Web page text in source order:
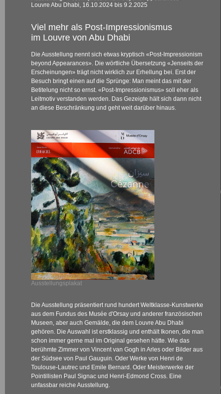
Louvre Abu Dhabi, 16.10.2024 bis 9.2.2025
Viel mehr als Post-Impressionismus
im Louvre von Abu Dhabi
Die Ausstellung nennt sich etwas kryptisch «Post-Impressionism
beyond Appearances». Die wörtliche Übersetzung «Jenseits der
Erscheinungen» trägt nicht wirklich zur Erhellung bei. Erst der
Besuch bringt einen auf die Sprünge: Man meint das mit der
Betitelung nicht so ernst. «Post-Impressionismus» soll eher als
Leitmotiv verstanden werden. Das Gezeigte hält sich dann nicht
an diese Beschränkung und geht weit darüber hinaus.
Ausstellungsplakat
Die Ausstellung präsentiert rund hundert Weltklasse-Kunstwerke
aus dem Fundus des Musée d'Orsay und anderer französischen
Museen, aber auch Gemälde, die dem Louvre Abu Dhabi
gehören. Die Auswahl ist erstklassig und enthält Ikonen, die man
schon immer gerne mal im Original gesehen hätte. Wie das
berühmte Zimmer von Vincent van Gogh in Arles oder Bilder aus
der Südsee von Paul Gauguin. Oder Werke von Henri de
Toulouse-Lautrec und Emile Bernard. Oder Meisterwerke der
Pointillisten Paul Signac und Henri-Edmond Cross. Eine
unfassbar reiche Ausstellung.